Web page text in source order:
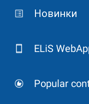
Новинки
ELiS
Popular